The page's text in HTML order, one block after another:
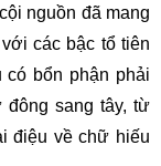
nguồn đã mang
các bậc tổ tiên
bổn phận phải
sang tây, từ
điệu về chữ hiếu